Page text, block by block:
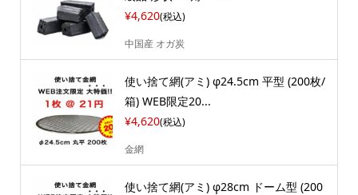
¥4,620(税込)
中国産 オガ炭
使い捨て網(アミ) φ24.5cm 平型 (200枚/
箱) WEB限定20...
¥4,620(税込)
金網
使い捨て網(アミ) φ28cm ドーム型 (200